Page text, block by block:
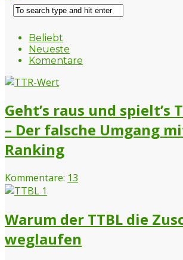
Beliebt
Neueste
Komentare
Geht’s raus und spielt’s
– Der falsche Umgang
Ranking
Kommentare: 13
Warum der TTBL die
weglaufen